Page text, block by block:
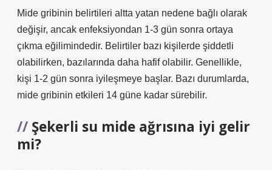
Mide gribinin belirtileri altta yatan nedene bağlı olarak
değişir, ancak enfeksiyondan 1-3 gün sonra ortaya
çıkma eğilimindedir. Belirtiler bazı kişilerde şiddetli
olabilirken, bazılarında daha hafif olabilir. Genellikle,
kişi 1-2 gün sonra iyileşmeye başlar. Bazı durumlarda,
mide gribinin etkileri 14 güne kadar sürebilir.
Şekerli su mide ağrısına iyi gelir
mi?